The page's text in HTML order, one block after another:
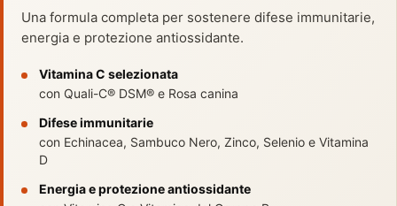
Una formula completa per sostenere difese immunitarie,
energia e protezione antiossidante.
Vitamina C selezionata
con Quali-C® DSM® e Rosa canina
Difese immunitarie
con Echinacea, Sambuco Nero, Zinco, Selenio e Vitamina
D
Energia e protezione antiossidante